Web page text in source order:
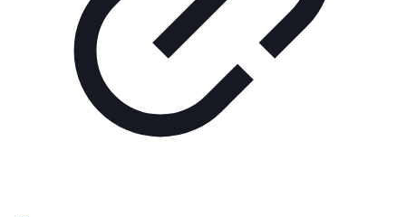
О
нас
Помощь
проекту